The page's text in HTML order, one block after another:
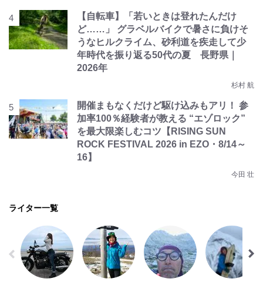
【自転車】「若いときは登れたんだけ
ど……」 グラベルバイクで暑さに負けそ
うなヒルクライム、砂利道を疾走して少
年時代を振り返る50代の夏 長野県｜
2026年
杉村 航
開催まもなくだけど駆け込みもアリ！ 参
加率100％経験者が教える “エゾロック”
を最大限楽しむコツ【RISING SUN
ROCK FESTIVAL 2026 in EZO・8/14～
16】
今田 壮
ライター一覧